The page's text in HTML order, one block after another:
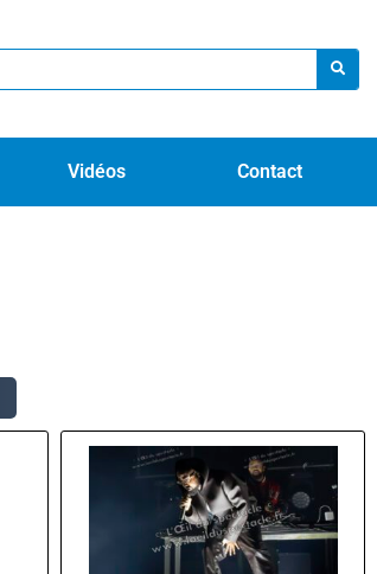
Vidéos Contact